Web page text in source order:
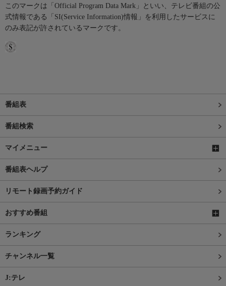
このマークは「Official Program Data Mark」といい、テレビ番組の公
式情報である「SI(Service Information)情報」を利用したサービスに
のみ表記が許されているマークです。
番組表
番組検索
マイメニュー
番組表ヘルプ
リモート録画予約ガイド
おすすめ番組
ランキング
チャンネル一覧
J:テレ